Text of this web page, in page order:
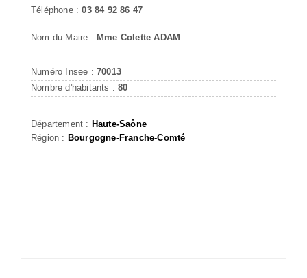
Téléphone :03 84 92 86 47
Nom du Maire : Mme Colette ADAM
Numéro Insee : 70013
Nombre d'habitants :80
Département : Haute-Saône
Région : Bourgogne-Franche-Comté